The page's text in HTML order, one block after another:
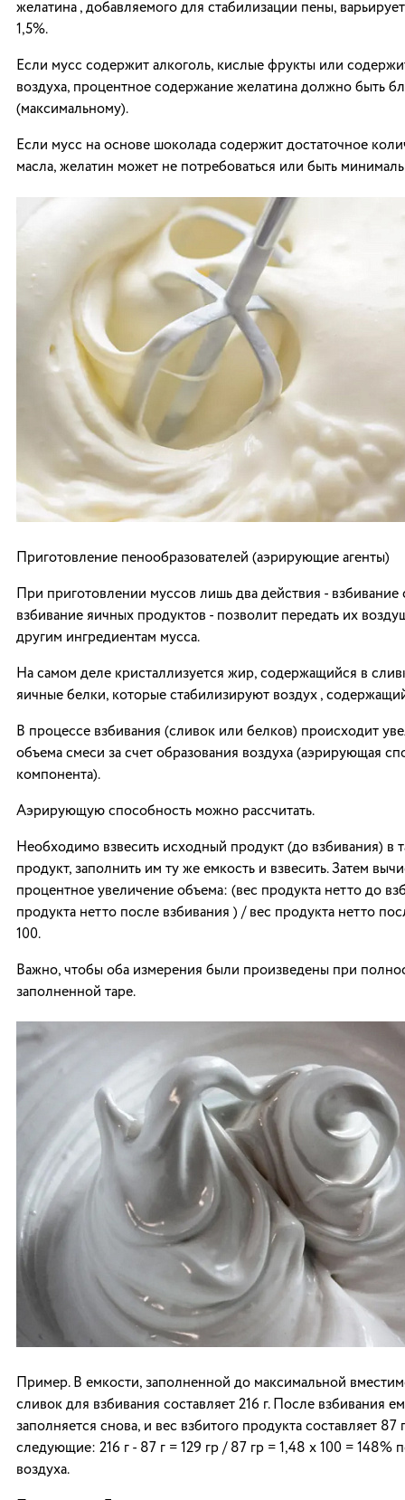
желатина , добавляемого для стабилизации пены,
1,5%.
Если мусс содержит алкоголь, кислые фрукты или
воздуха, процентное содержание желатина должно быть
(максимальному).
Если мусс на основе шоколада содержит достаточное
масла, желатин может не потребоваться или быть
Приготовление пенообразователей (аэрирующие агенты)
При приготовлении муссов лишь два действия - взбивание
взбивание яичных продуктов - позволит передать их
другим ингредиентам мусса.
На самом деле кристаллизуется жир, содержащийся в
яичные белки, которые стабилизируют воздух ,
В процессе взбивания (сливок или белков) происходит
объема смеси за счет образования воздуха (аэрирующая
компонента).
Аэрирующую способность можно рассчитать.
Необходимо взвесить исходный продукт (до взбивания) в
продукт, заполнить им ту же емкость и взвесить. Затем
процентное увеличение объема: (вес продукта нетто до
продукта нетто после взбивания ) / вес продукта нетто
100.
Важно, чтобы оба измерения были произведены при
заполненной таре.
Пример. В емкости, заполненной до максимальной
сливок для взбивания составляет 216 г. После взбивания
заполняется снова, и вес взбитого продукта составляет 87
следующие: 216 г - 87 г = 129 гр / 87 гр = 1,48 х 100 = 148%
воздуха.